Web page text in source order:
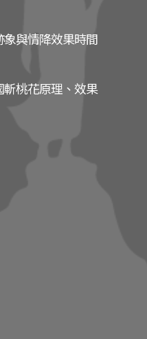
與情降效果時間
桃花原理、效果